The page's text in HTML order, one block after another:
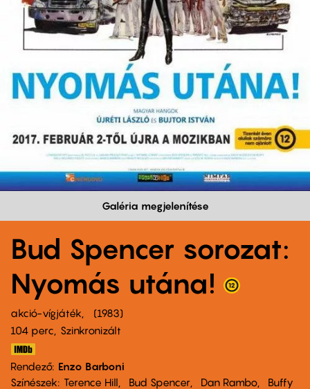
Galéria megjelenítése
Bud Spencer sorozat:
Nyomás utána!
akció-vígjáték
1983
104 perc,
Szinkronizált
Rendező Enzo Barboni
Színészek
Terence Hill Bud Spencer Dan Rambo
Buffy